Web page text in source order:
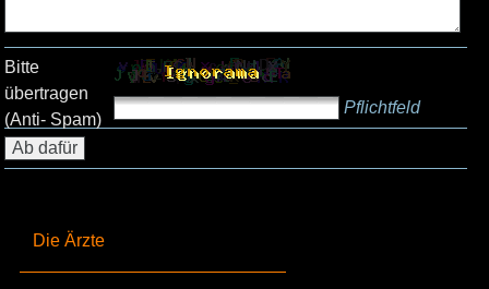
Die Ärzte
Bitte
übertragen
(Anti- Spam)
Pflichtfeld